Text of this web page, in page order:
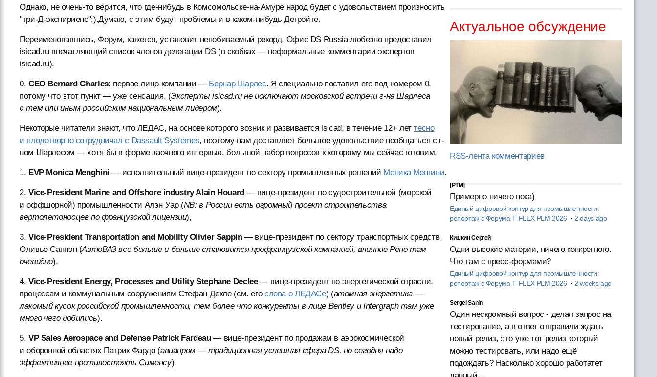
Однако, не очень-то верится, что где-нибудь в Комсомольске-на-Амуре народ будет с удовольствием произносить
"три-Д-экспириенс":).Думаю, с этим будут проблемы и в каком-нибудь Детройте.
Переименовавшись, Форум, кажется, установит непобиваемый рекорд. Офис DS Russia любезно предоставил
isicad.ru впечатляющий список членов делегации DS (в скобках — неформальные комментарии экспертов
isicad.ru).
0. CEO Bernard Charles: первое лицо компании — Бернар Шарлес. Я специально поставил его под номером 0,
потому что этот пункт — уже сенсация. (Эксперты isicad.ru не исключают московской встречи г-на Шарлеса
с тем или иным российским национальным лидером).
Некоторые читатели знают, что ЛЕДАС, на основе которого возник и развивается isicad, в течение 12+ леттесно
и плодотворно сотрудничал с Dassault Systemes, поэтому нам доставляет большое удовольствие пообщаться с г-
ном Шарлесом — хотя бы в форме заочного интервью, большой набор вопросов к которому мы сейчас готовим.
1. EVP Monica Menghini — исполнительный вице-президент по сектору промышленных решений Моника Менгини.
2. Vice-President Marine and Offshore industry Alain Houard— вице-президент по судостроительной (морской
и оффшорной) промышленности Алэн Уар (NB: в России есть огромный проект строительства
вертолетоносцев по французской лицензии),
3. Vice-President Transportation and Mobility Olivier Sappin— вице-президент по сектору транспортных средств
Оливье Саппэн (АвтоВАЗ все больше и больше становится профранцузской компанией, влияние Рено там
очевидно),
4. Vice-President Energy, Processes and Utility Stephane Declee— вице-президент по энергетической отрасли,
процессам и коммунальным сооружениям Стефан Декле (см. его слова о ЛЕДАСе) (атомная энергетика —
лакомый кусок российской промышленности, тем более что конкуренты в лице Bentley и Intergraph там уже
много чего добились).
5. VP Sales Aerospace and Defense Patrick Fardeau— вице-президент по продажам в аэрокосмической
и оборонной областях Патрик Фардо (авиапром — традиционная успешная сфера DS, но сегодня надо
эффективнее противостоять Сименсу).
Актуальное обсуждение
RSS-лента комментариев
[PTM]
Примерно ничего пока)
Единый цифровой контур для промышленности:
репортаж с Форума T‑FLEX PLM 2026 · 2 days ago
Кишкин Сергей
Одни высокие материи, ничего конкретного.
Что там с пресс-формами?
Единый цифровой контур для промышленности:
репортаж с Форума T‑FLEX PLM 2026 · 2 weeks ago
Sergei Sanin
Один нескромный вопрос - делал запрос на
тестирование, а в ответ отправили ждать
новый релиз, это уже тот релиз который
можно тестировать, или надо ещё
подождать? Насколько хорошо работатет